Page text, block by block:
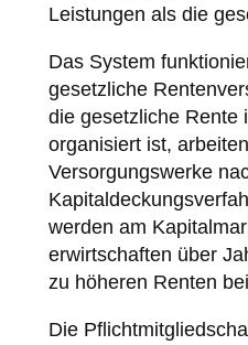
Leistungen als die
Das System
gesetzliche
die gesetzliche Rente
organisiert ist,
Versorgungswerke
werden am
erwirtschaften über
zu höheren Renten
Die